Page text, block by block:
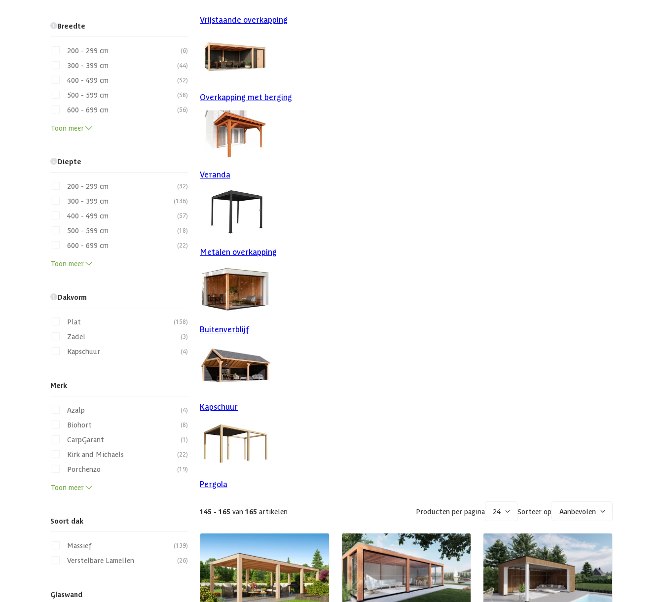
Breedte
200 - 299 cm (6)
300 - 399 cm (44)
400 - 499 cm (52)
500 - 599 cm (58)
600 - 699 cm (56)
Toon meer
Diepte
200 - 299 cm (32)
300 - 399 cm (136)
400 - 499 cm (57)
500 - 599 cm (18)
600 - 699 cm (22)
Toon meer
Dakvorm
Plat (158)
Zadel (3)
Kapschuur (4)
Merk
Azalp (4)
Biohort (8)
CarpGarant (1)
Kirk and Michaels (22)
Porchenzo (19)
Toon meer
Soort dak
Massief (139)
Verstelbare Lamellen (26)
Glaswand
Vrijstaande overkapping
Overkapping met berging
Veranda
Metalen overkapping
Buitenverblijf
Kapschuur
Pergola
145 - 165 van 165 artikelen Producten per pagina 24 Sorteer op Aanbevolen